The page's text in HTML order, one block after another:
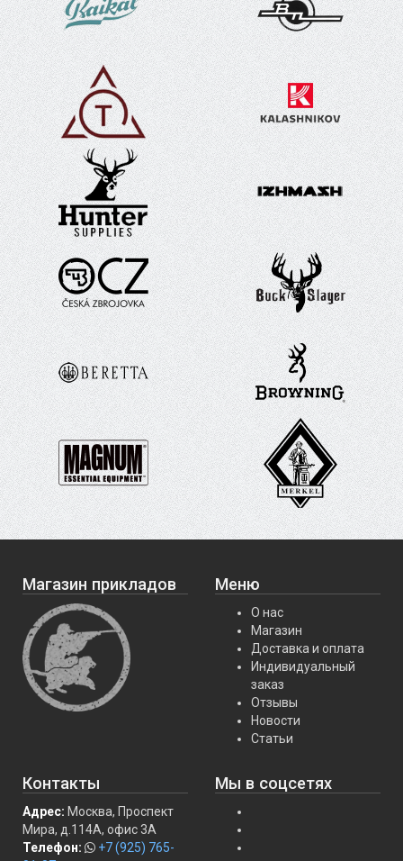
Магазин прикладов Меню
О нас
Магазин
Доставка и оплата
Индивидуальный
заказ
Отзывы
Новости
Статьи
Контакты
Адрес: Москва, Проспект
Мира, д.114А, офис 3А
Телефон:
+7 (925) 765-
Мы в соцсетях